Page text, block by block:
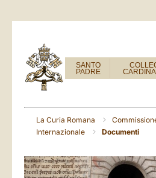
SANTO
PADRE
La Curia Romana
Internazionale
Documenti